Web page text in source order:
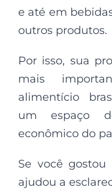
e até em
outros produtos.
Por isso, sua
mais
alimentício
um espaço
econômico do
Se você
ajudou a